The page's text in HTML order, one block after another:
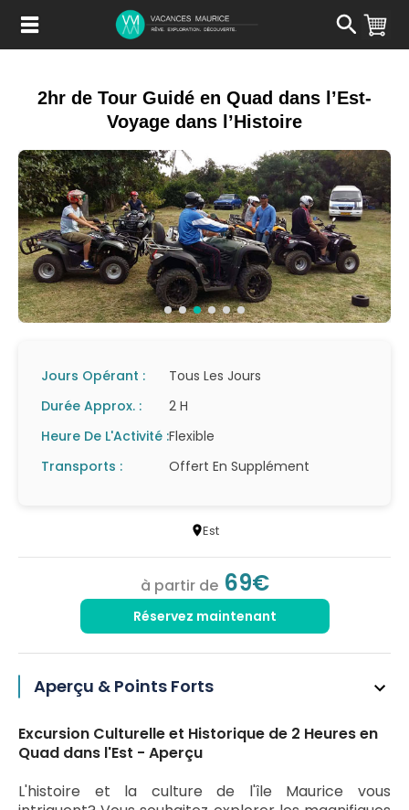
Contenu
2hr de Tour Guidé en Quad dans l’Est-
Voyage dans l’Histoire
Jours Opérant :
Tous Les Jours
Durée Approx. :
2 H
Heure De L'Activité :Flexible
Transports :
Offert En Supplément
Est
à partir de 69€
Réservez maintenant
Aperçu & Points Forts
Excursion Culturelle et Historique de 2 Heures en
Quad dans l'Est - Aperçu
L'histoire et la culture de l'île Maurice vous